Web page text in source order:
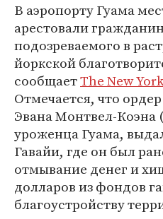
В аэропорту Гуама
арестовали
подозреваемого в
йоркской
сообщаетThe New
Отмечается, что
Эвана Монтвел-Коэна
уроженца Гуама,
Гавайи, где он был
отмывание денег и
долларов из фондов
благоустройству